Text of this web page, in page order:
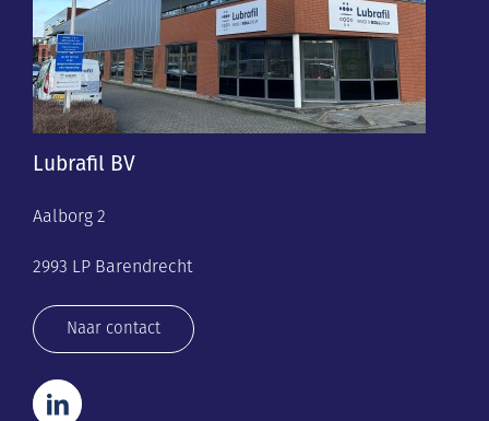
Lubrafil BV
Aalborg 2
2993 LP Barendrecht
Naar contact